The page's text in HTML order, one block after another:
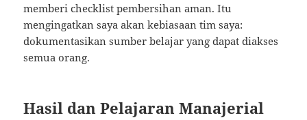
memberi checklist pembersihan aman. Itu
mengingatkan saya akan kebiasaan tim saya:
dokumentasikan sumber belajar yang dapat diakses
semua orang.
Hasil dan Pelajaran Manajerial